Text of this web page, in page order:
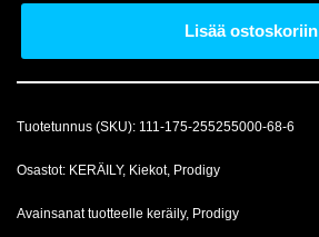
Lisää ostoskoriin
Tuotetunnus (SKU): 111-175-255255000-68-6
Osastot: KERÄILY, Kiekot, Prodigy
Avainsanat tuotteelle keräily, Prodigy